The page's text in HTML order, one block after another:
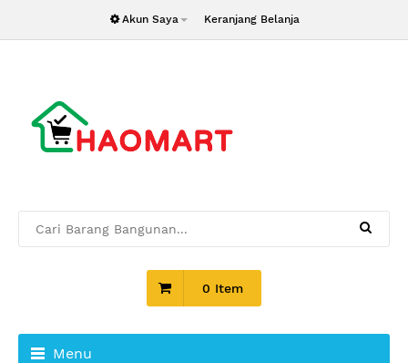
Akun Saya Keranjang Belanja
0 Item
Menu